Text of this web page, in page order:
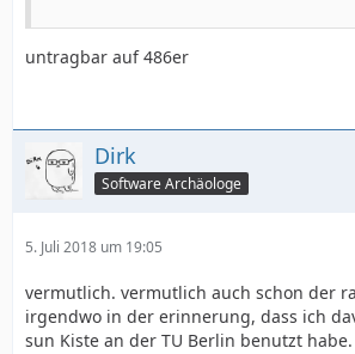
untragbar auf 486er
Dirk
Software Archäologe
5. Juli 2018 um 19:05
vermutlich. vermutlich auch schon der
irgendwo in der erinnerung, dass ich
sun Kiste an der TU Berlin benutzt